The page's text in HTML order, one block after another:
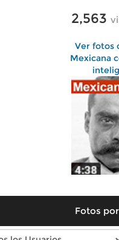
2,563
Ver fotos
Mexicana
Fotos